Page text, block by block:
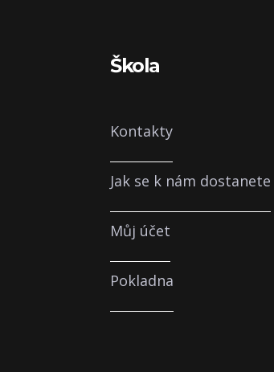
Škola
Kontakty
Jak se k nám dostanete
Můj účet
Pokladna